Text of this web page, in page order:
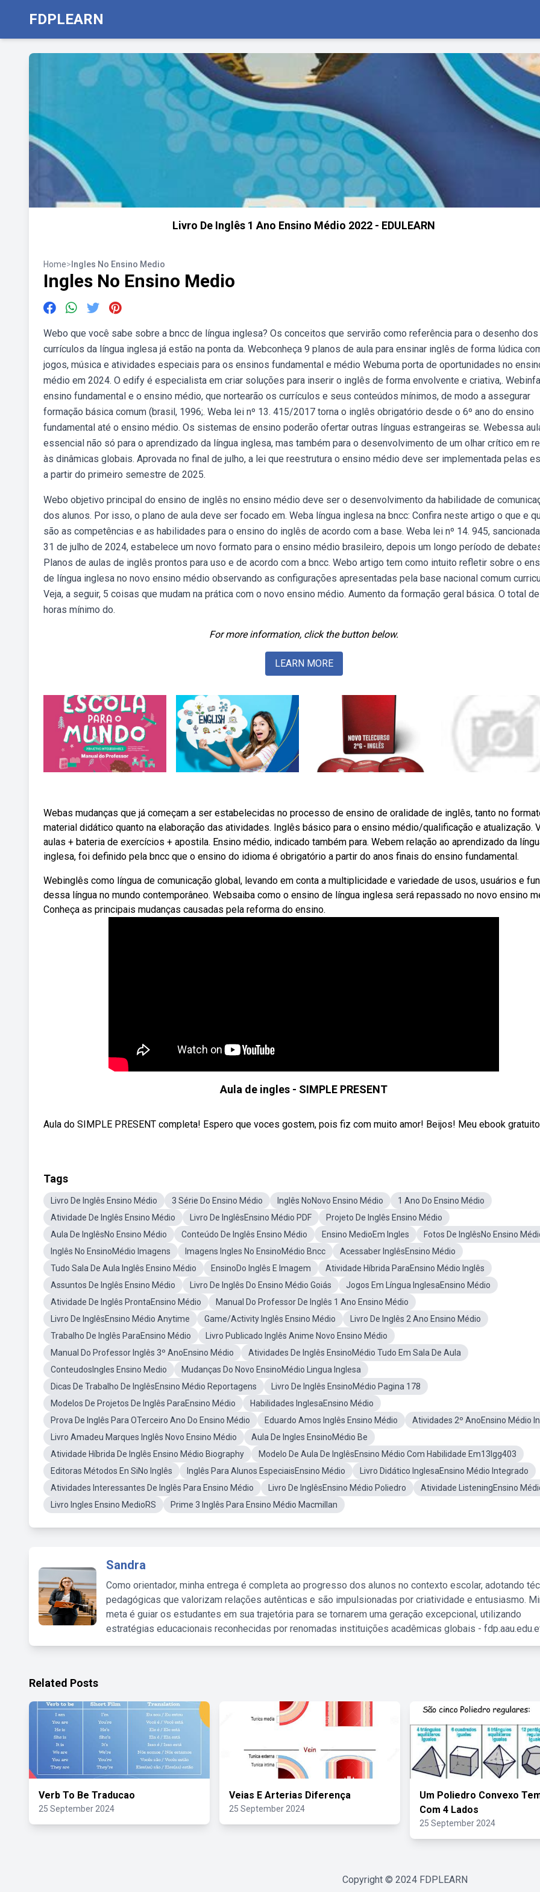
FDPLEARN
Livro De Inglês 1 Ano Ensino Médio 2022 - EDULEARN
Home> Ingles No Ensino Medio
Ingles No Ensino Medio
Webo que você sabe sobre a bncc de língua inglesa? Os conceitos que servirão como referência para o desenho dos
currículos da língua inglesa já estão na ponta da. Webconheça 9 planos de aula para ensinar inglês de forma lúdica
jogos, música e atividades especiais para os ensinos fundamental e médio Webuma porta de oportunidades no
médio em 2024. O edify é especialista em criar soluções para inserir o inglês de forma envolvente e criativa,.
ensino fundamental e o ensino médio, que nortearão os currículos e seus conteúdos mínimos, de modo a assegurar
formação básica comum (brasil, 1996;. Weba lei nº 13. 415/2017 torna o inglês obrigatório desde o 6º ano do ensino
fundamental até o ensino médio. Os sistemas de ensino poderão ofertar outras línguas estrangeiras se. Webessa
essencial não só para o aprendizado da língua inglesa, mas também para o desenvolvimento de um olhar crítico em
às dinâmicas globais. Aprovada no final de julho, a lei que reestrutura o ensino médio deve ser implementada pelas
a partir do primeiro semestre de 2025.
Webo objetivo principal do ensino de inglês no ensino médio deve ser o desenvolvimento da habilidade de
dos alunos. Por isso, o plano de aula deve ser focado em. Weba língua inglesa na bncc: Confira neste artigo o que e
são as competências e as habilidades para o ensino do inglês de acordo com a base. Weba lei nº 14. 945,
31 de julho de 2024, estabelece um novo formato para o ensino médio brasileiro, depois um longo período de
Planos de aulas de inglês prontos para uso e de acordo com a bncc. Webo artigo tem como intuito refletir sobre o
de língua inglesa no novo ensino médio observando as configurações apresentadas pela base nacional comum
Veja, a seguir, 5 coisas que mudam na prática com o novo ensino médio. Aumento da formação geral básica. O total de
horas mínimo do.
For more information, click the button below.
LEARN MORE
Webas mudanças que já começam a ser estabelecidas no processo de ensino de oralidade de inglês, tanto no
material didático quanto na elaboração das atividades. Inglês básico para o ensino médio/qualificação e atualização.
aulas + bateria de exercícios + apostila. Ensino médio, indicado também para. Webem relação ao aprendizado da
inglesa, foi definido pela bncc que o ensino do idioma é obrigatório a partir do anos finais do ensino fundamental.
Webinglês como língua de comunicação global, levando em conta a multiplicidade e variedade de usos, usuários e
dessa língua no mundo contemporâneo. Websaiba como o ensino de língua inglesa será repassado no novo ensino
Conheça as principais mudanças causadas pela reforma do ensino.
Aula de ingles - SIMPLE PRESENT
Aula do SIMPLE PRESENT completa! Espero que voces gostem, pois fiz com muito amor! Beijos! Meu ebook
Tags
Livro De Inglês Ensino Médio 3 Série Do Ensino Médio Inglês NoNovo Ensino Médio
1 Ano Do Ensino Médio
Atividade De Inglês Ensino Médio
Livro De InglêsEnsino Médio PDF
Projeto De Inglês Ensino Médio
Aula De InglêsNo Ensino Médio
Conteúdo De Inglês Ensino Médio Ensino MedioEm Ingles
Fotos De InglêsNo Ensino
Inglês No EnsinoMédio Imagens
Imagens Ingles No EnsinoMédio Bncc
Acessaber InglêsEnsino Médio
Tudo Sala De Aula Inglês Ensino Médio
EnsinoDo Inglês E Imagem
Atividade Híbrida ParaEnsino Médio Inglês
Assuntos De Inglês Ensino Médio
Livro De Inglês Do Ensino Médio Goiás
Jogos Em Língua InglesaEnsino Médio
Atividade De Inglês ProntaEnsino Médio
Manual Do Professor De Inglês 1 Ano Ensino Médio
Livro De InglêsEnsino Médio Anytime
Game/Activity Inglês Ensino Médio
Livro De Inglês 2 Ano Ensino Médio
Trabalho De Inglês ParaEnsino Médio
Livro Publicado Inglês Anime Novo Ensino Médio
Manual Do Professor Inglês 3º AnoEnsino Médio
Atividades De Inglês EnsinoMédio Tudo Em Sala De Aula
ConteudosIngles Ensino Medio
Mudanças Do Novo EnsinoMédio Lingua Inglesa
Dicas De Trabalho De InglêsEnsino Médio Reportagens
Livro De Inglês EnsinoMédio Pagina 178
Modelos De Projetos De Inglês ParaEnsino Médio
Habilidades InglesaEnsino Médio
Prova De Inglês Para OTerceiro Ano Do Ensino Médio
Eduardo Amos Inglês Ensino Médio
Atividades 2º AnoEnsino Médio
Livro Amadeu Marques Inglês Novo Ensino Médio
Aula De Ingles EnsinoMédio Be
Atividade Híbrida De Inglês Ensino Médio Biography
Modelo De Aula De InglêsEnsino Médio Com Habilidade Em13lgg403
Editoras Métodos En SiNo Inglês
Inglês Para Alunos EspeciaisEnsino Médio
Livro Didático InglesaEnsino Médio Integrado
Atividades Interessantes De Inglês Para Ensino Médio
Livro De InglêsEnsino Médio Poliedro
Atividade ListeningEnsino
Livro Ingles Ensino MedioRS
Prime 3 Inglês Para Ensino Médio Macmillan
Sandra
Como orientador, minha entrega é completa ao progresso dos alunos no contexto escolar, adotando
pedagógicas que valorizam relações autênticas e são impulsionadas por criatividade e entusiasmo.
meta é guiar os estudantes em sua trajetória para se tornarem uma geração excepcional, utilizando
estratégias educacionais reconhecidas por renomadas instituições acadêmicas globais -
Related Posts
Verb To Be Traducao
25 September 2024
Veias E Arterias Diferença
25 September 2024
Um Poliedro Convexo
Com 4 Lados
25 September 2024
Copyright © 2024 FDPLEARN